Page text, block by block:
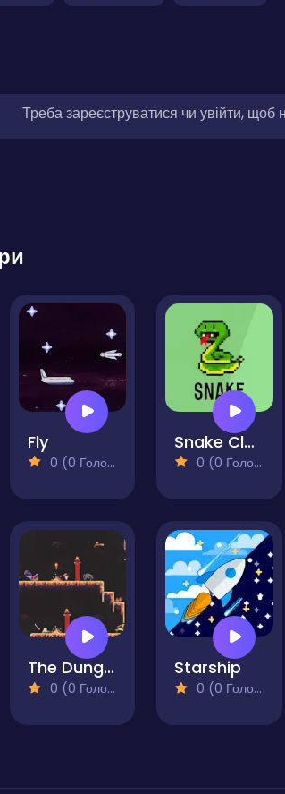
Треба зареєструватися чи увійти, щоб
Fly
0 (0 Голосів)
Snake Classic
0 (0 Голосів)
The Dungeon Labyrinth
0 (0 Голосів)
Starship
0 (0 Голосів)